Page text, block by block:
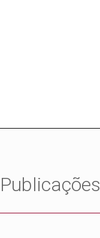
Publicações